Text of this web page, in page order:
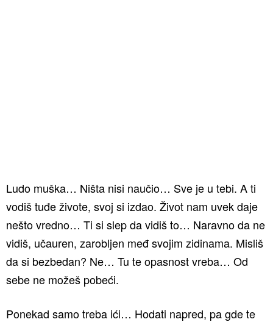
Ludo muška… Ništa nisi naučio… Sve je u tebi. A ti
vodiš tuđe živote, svoj si izdao. Život nam uvek daje
nešto vredno… Ti si slep da vidiš to… Naravno da ne
vidiš, učauren, zarobljen međ svojim zidinama. Misliš
da si bezbedan? Ne… Tu te opasnost vreba… Od
sebe ne možeš pobeći.
Ponekad samo treba ići… Hodati napred, pa gde te